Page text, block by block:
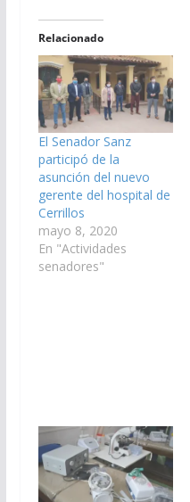
Relacionado
El Senador Sanz
participó de la
asunción del nuevo
gerente del hospital de
Cerrillos
mayo 8, 2020
En "Actividades
senadores"